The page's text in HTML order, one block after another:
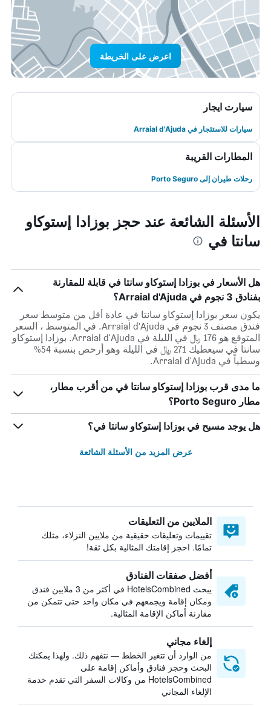
اعرض على الخريطة
سيارت ايجار
سيارات للاستئجار في Arraial d'Ajuda
المطارات القريبة
رحلات طيران إلى Porto Seguro
الأسئلة الشائعة عند حجز بوزادا إستوكاو
سانتا في
هل الأسعار في بوزادا إستوكاو سانتا في قابلة للمقارنة
بفنادق 3 نجوم في Arraial d'Ajuda؟
يكون سعر بوزادا إستوكاو سانتا في عادة أقل من متوسط ​​سعر
فندق مصنف 3 نجوم في Arraial d'Ajuda. في المتوسط ، السعر
المتوقع هو 176 ﷼ في الليلة في Arraial d'Ajuda. بوزادا إستوكاو
سانتا في سيعطيك 271 ﷼ في الليلة وهو أرخص بنسبة 54%
وسطياً في Arraial d'Ajuda.
ما مدى قرب بوزادا إستوكاو سانتا في من أقرب مطار،
مطار Porto Seguro؟
هل يوجد مسبح في بوزادا إستوكاو سانتا في؟
عرض المزيد من الأسئلة الشائعة
الملايين من التعليقات
تقييمات وتعليقات حقيقية من ملايين النزلاء، مثلك
تمامًا. احجز إقامتك المثالية بكل ثقة!
أفضل صفقات الفنادق
يبحث HotelsCombined في أكثر من 3 ملايين فندق
ومكان إقامة ويجمعهم في مكان واحد حتى تتمكن من
مقارنة أماكن الإقامة المثالية.
إلغاء مجاني
من الوارد أن تتغير الخطط — نتفهم ذلك. ولهذا يمكنك
البحث وحجز فنادق وأماكن إقامة على
HotelsCombined من وكالات السفر التي تقدم خدمة
الإلغاء المجاني